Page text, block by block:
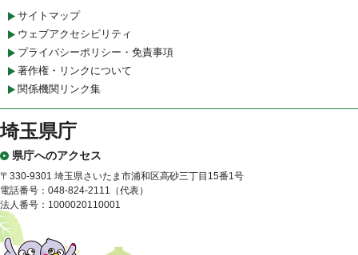
サイトマップ
ウェブアクセシビリティ
プライバシーポリシー・免責事項
著作権・リンクについて
関係機関リンク集
埼玉県庁
県庁へのアクセス
〒330-9301 埼玉県さいたま市浦和区高砂三丁目15番1号
電話番号：048-824-2111（代表）
法人番号：1000020110001